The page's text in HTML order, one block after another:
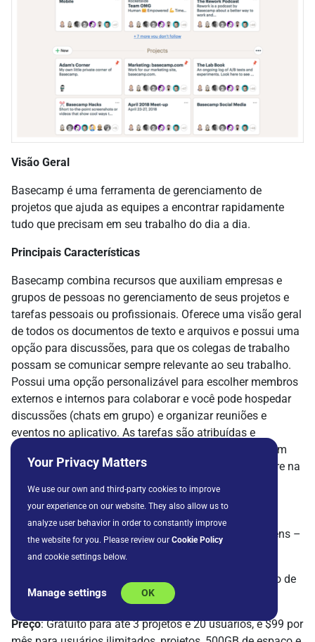
Visão Geral
Basecamp é uma ferramenta de gerenciamento de
projetos que ajuda as equipes a encontrar rapidamente
tudo que precisam em seu trabalho do dia a dia.
Principais Características
Basecamp combina recursos que auxiliam empresas e
grupos de pessoas no gerenciamento de seus projetos e
tarefas pessoais ou profissionais. Oferece uma visão geral
de todos os documentos de texto e arquivos e possui uma
opção para discussões, para que os colegas de trabalho
possam se comunicar sempre relevante ao seu trabalho.
Possui uma opção personalizável para escolher membros
externos e internos para colaborar e você pode hospedar
discussões (chats em grupo) e organizar reuniões e
eventos no aplicativo. As tarefas são atribuídas e
facilmente rastreáveis e as conversas são mantidas em
Quadros de Mensagens, para que todos fiquem sempre na
mesma página. Os projetos possuem a opção de
Cronograma, exibindo tarefas, datas de vencimento e
eventos para o projeto específico. No Basecamp você
também pode carregar documentos, arquivos e imagens –
ou vincular através do Google Docs.
: Colaboração em equipe e gerenciamento de
projetos
Preço: Gratuito para até 3 projetos e 20 usuários, e $99 por
Your Privacy Matters
We use our own and third-party cookies to improve
your experience on our website. They also allow us to
analyze user behavior in order to constantly improve
the website for you. Please review our Cookie Policy
and cookie settings below.
Manage settings OK